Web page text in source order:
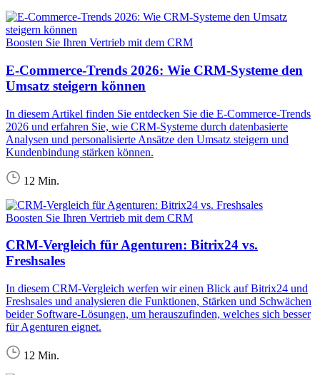
Boosten Sie Ihren Vertrieb mit dem CRM
E-Commerce-Trends 2026: Wie CRM-Systeme den
Umsatz steigern können
In diesem Artikel finden Sie entdecken Sie die E-Commerce-Trends
2026 und erfahren Sie, wie CRM-Systeme durch datenbasierte
Analysen und personalisierte Ansätze den Umsatz steigern und
Kundenbindung stärken können.
12 Min.
Boosten Sie Ihren Vertrieb mit dem CRM
CRM-Vergleich für Agenturen: Bitrix24 vs.
Freshsales
In diesem CRM-Vergleich werfen wir einen Blick auf Bitrix24 und
Freshsales und analysieren die Funktionen, Stärken und Schwächen
beider Software-Lösungen, um herauszufinden, welches sich besser
für Agenturen eignet.
12 Min.